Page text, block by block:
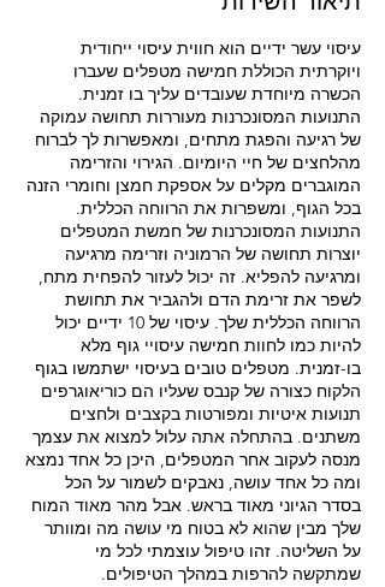
עיסוי עשר ידיים הוא חווית עיסוי ייחודית
ויוקרתית הכוללת חמישה מטפלים שעברו
הכשרה מיוחדת שעובדים עליך בו זמנית.
התנועות המסונכרנות מעוררות תחושה עמוקה
של רגיעה והפגת מתחים, ומאפשרות לך לברוח
מהלחצים של חיי היומיום. הגירוי והזרימה
המוגברים מקלים על אספקת חמצן וחומרי הזנה
בכל הגוף, ומשפרות את הרווחה הכללית.
התנועות המסונכרנות של חמשת המטפלים
יוצרות תחושה של הרמוניה וזרימה מרגיעה
ומרגיעה להפליא. זה יכול לעזור להפחית מתח,
לשפר את זרימת הדם ולהגביר את תחושת
הרווחה הכללית שלך. עיסוי של 10 ידיים יכול
להיות כמו לחוות חמישה עיסויי גוף מלא
בו-זמנית. מטפלים טובים בעיסוי ישתמשו בגוף
הלקוח כצורה של קנבס שעליו הם כוריאוגרפים
תנועות איטיות ומפורטות בקצבים ולחצים
משתנים. בהתחלה אתה עלול למצוא את עצמך
מנסה לעקוב אחר המטפלים, היכן כל אחד נמצא
ומה כל אחד עושה, נאבקים לשמור על הכל
בסדר הגיוני מאוד בראש. אבל מהר מאוד המוח
שלך מבין שהוא לא בטוח מי עושה מה ומוותר
על השליטה. זהו טיפול עוצמתי לכל מי
שמתקשה להרפות במהלך הטיפולים.